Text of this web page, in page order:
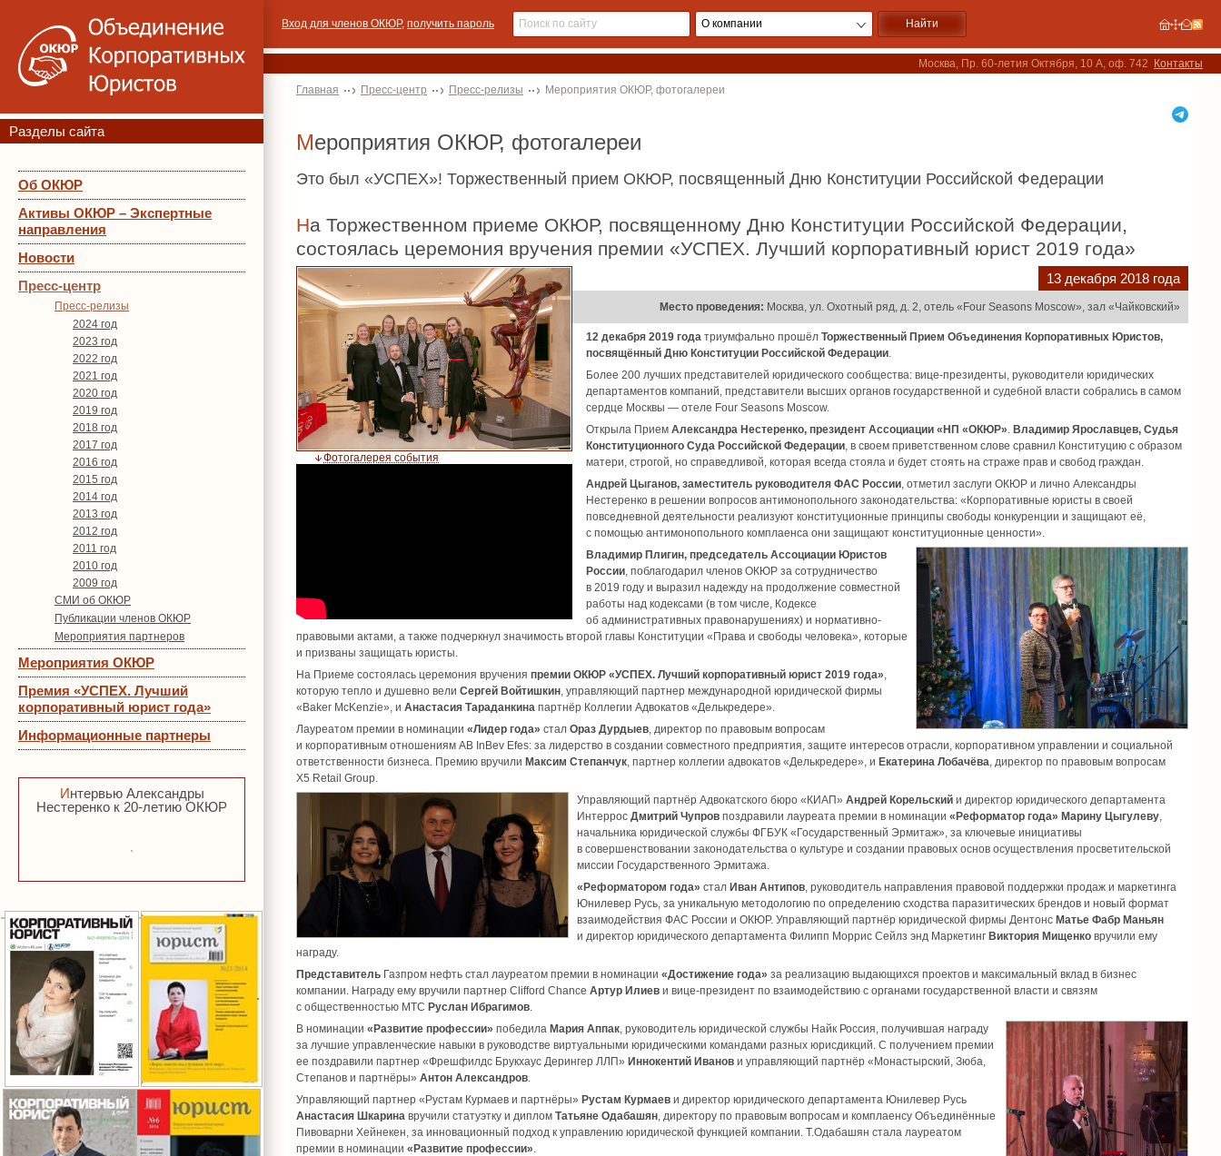
Разделы сайта
Об ОКЮР
Активы ОКЮР – Экспертные
направления
Новости
Пресс-центр
Пресс-релизы
2024 год
2023 год
2022 год
2021 год
2020 год
2019 год
2018 год
2017 год
2016 год
2015 год
2014 год
2013 год
2012 год
2011 год
2010 год
2009 год
СМИ об ОКЮР
Публикации членов ОКЮР
Мероприятия партнеров
Мероприятия ОКЮР
Премия «УСПЕХ. Лучший
корпоративный юрист года»
Информационные партнеры
Интервью Александры
Нестеренко к 20-летию ОКЮР
Вход для членов ОКЮР, получить пароль
Москва, Пр. 60-летия Октября, 10 А, оф. 742 Контакты
Главная Пресс-центр Пресс-релизы Мероприятия ОКЮР, фотогалереи
Мероприятия ОКЮР, фотогалереи
Это был «УСПЕХ»! Торжественный прием ОКЮР, посвященный Дню Конституции Российской Федерации
На Торжественном приеме ОКЮР, посвященному Дню Конституции Российской Федерации,
состоялась церемония вручения премии «УСПЕХ. Лучший корпоративный юрист 2019 года»
Фотогалерея события
13 декабря 2018 года
Место проведения: Москва, ул. Охотный ряд, д. 2, отель «Four Seasons Моscow», зал «Чайковский»
12 декабря 2019 года триумфально прошёл Торжественный Прием Объединения Корпоративных Юристов,
посвящённый Дню Конституции Российской Федерации.
Более 200 лучших представителей юридического сообщества: вице-президенты, руководители юридических
департаментов компаний, представители высших органов государственной и судебной власти собрались в самом
сердце Москвы — отеле Four Seasons Моscow.
Открыла Прием Александра Нестеренко, президент Ассоциации «НП «ОКЮР». Владимир Ярославцев, Судья
Конституционного Суда Российской Федерации, в своем приветственном слове сравнил Конституцию с образом
матери, строгой, но справедливой, которая всегда стояла и будет стоять на страже прав и свобод граждан.
Андрей Цыганов, заместитель руководителя ФАС России, отметил заслуги ОКЮР и лично Александры
Нестеренко в решении вопросов антимонопольного законодательства: «Корпоративные юристы в своей
повседневной деятельности реализуют конституционные принципы свободы конкуренции и защищают её,
с помощью антимонопольного комплаенса они защищают конституционные ценности».
Владимир Плигин, председатель Ассоциации Юристов
России, поблагодарил членов ОКЮР за сотрудничество
в 2019 году и выразил надежду на продолжение совместной
работы над кодексами (в том числе, Кодексе
об административных правонарушениях) и нормативно-
правовыми актами, а также подчеркнул значимость второй главы Конституции «Права и свободы человека», которые
и призваны защищать юристы.
На Приеме состоялась церемония вручения премии ОКЮР «УСПЕХ. Лучший корпоративный юрист 2019 года»,
которую тепло и душевно вели Сергей Войтишкин, управляющий партнер международной юридической фирмы
«Baker McKenzie», и Анастасия Тараданкина партнёр Коллегии Адвокатов «Делькредере».
Лауреатом премии в номинации «Лидер года» стал Ораз Дурдыев, директор по правовым вопросам
и корпоративным отношениям AB InBev Efes: за лидерство в создании совместного предприятия, защите интересов отрасли, корпоративном управлении и социальной
ответственности бизнеса. Премию вручили Максим Степанчук, партнер коллегии адвокатов «Делькредере», и Екатерина Лобачёва, директор по правовым вопросам
Х5 Retail Group.
Управляющий партнёр Адвокатского бюро «КИАП» Андрей Корельский и директор юридического департамента
Интеррос Дмитрий Чупров поздравили лауреата премии в номинации «Реформатор года» Марину Цыгулеву,
начальника юридической службы ФГБУК «Государственный Эрмитаж», за ключевые инициативы
в совершенствовании законодательства о культуре и создании правовых основ осуществления просветительской
миссии Государственного Эрмитажа.
«Реформатором года» стал Иван Антипов, руководитель направления правовой поддержки продаж и маркетинга
Юнилевер Русь, за уникальную методологию по определению сходства паразитических брендов и новый формат
взаимодействия ФАС России и ОКЮР. Управляющий партнёр юридической фирмы Дентонс Матье Фабр Маньян
и директор юридического департамента Филипп Моррис Сейлз энд Маркетинг Виктория Мищенко вручили ему
награду.
Представитель Газпром нефть стал лауреатом премии в номинации «Достижение года» за реализацию выдающихся проектов и максимальный вклад в бизнес
компании. Награду ему вручили партнер Clifford Chance Артур Илиев и вице-президент по взаимодействию с органами государственной власти и связям
с общественностью МТС Руслан Ибрагимов.
В номинации «Развитие профессии» победила Мария Аппак, руководитель юридической службы Найк Россия, получившая награду
за лучшие управленческие навыки в руководстве виртуальными юридическими командами разных юрисдикций. С получением премии
ее поздравили партнер «Фрешфилдс Брукхаус Дерингер ЛЛП» Иннокентий Иванов и управляющий партнёр «Монастырский, Зюба,
Степанов и партнёры» Антон Александров.
Управляющий партнер «Рустам Курмаев и партнёры» Рустам Курмаев и директор юридического департамента Юнилевер Русь
Анастасия Шкарина вручили статуэтку и диплом Татьяне Одабашян, директору по правовым вопросам и комплаенсу Объединённые
Пивоварни Хейнекен, за инновационный подход к управлению юридической функцией компании. Т.Одабашян стала лауреатом
премии в номинации «Развитие профессии».